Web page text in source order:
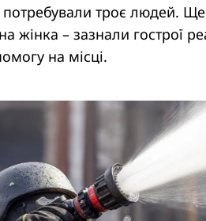
потребували троє людей.
жінка – зазнали гострої
на місці.